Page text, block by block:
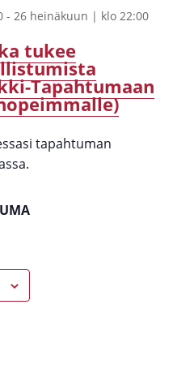
- 26 heinäkuun | klo 22:00
tukee
Tapahtumaan
tapahtuman